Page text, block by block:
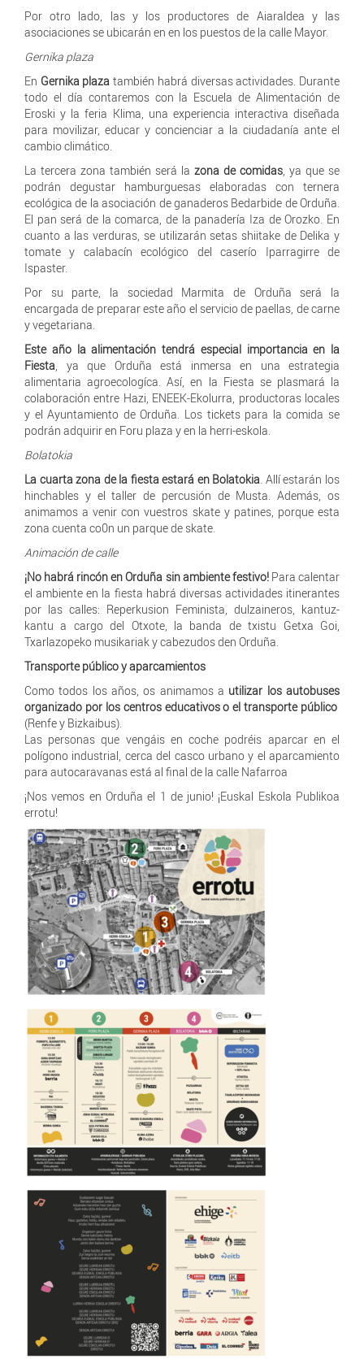
Por otro lado, las y los productores de Aiaraldea y las
asociaciones se ubicarán en en los puestos de la calle Mayor.
Gernika plaza
En Gernika plaza también habrá diversas actividades. Durante
todo el día contaremos con la Escuela de Alimentación de
Eroski y la feria Klima, una experiencia interactiva diseñada
para movilizar, educar y concienciar a la ciudadanía ante el
cambio climático.
La tercera zona también será la zona de comidas, ya que se
podrán degustar hamburguesas elaboradas con ternera
ecológica de la asociación de ganaderos Bedarbide de Orduña.
El pan será de la comarca, de la panadería Iza de Orozko. En
cuanto a las verduras, se utilizarán setas shiitake de Delika y
tomate y calabacín ecológico del caserío Iparragirre de
Ispaster.
Por su parte, la sociedad Marmita de Orduña será la
encargada de preparar este año el servicio de paellas, de carne
y vegetariana.
Este año la alimentación tendrá especial importancia en la
Fiesta, ya que Orduña está inmersa en una estrategia
alimentaria agroecologíca. Así, en la Fiesta se plasmará la
colaboración entre Hazi, ENEEK-Ekolurra, productoras locales
y el Ayuntamiento de Orduña. Los tickets para la comida se
podrán adquirir en Foru plaza y en la herri-eskola.
Bolatokia
La cuarta zona de la fiesta estará en Bolatokia. Allí estarán los
hinchables y el taller de percusión de Musta. Además, os
animamos a venir con vuestros skate y patines, porque esta
zona cuenta co0n un parque de skate.
Animación de calle
¡No habrá rincón en Orduña sin ambiente festivo!Para calentar
el ambiente en la fiesta habrá diversas actividades itinerantes
por las calles: Reperkusion Feminista, dulzaineros, kantuz-
kantu a cargo del Otxote, la banda de txistu Getxa Goi,
Txarlazopeko musikariak y cabezudos den Orduña.
Transporte público y aparcamientos
Como todos los años, os animamos a utilizar los autobuses
organizado por los centros educativos o el transporte público
(Renfe y Bizkaibus).
Las personas que vengáis en coche podréis aparcar en el
polígono industrial, cerca del casco urbano y el aparcamiento
para autocaravanas está al final de la calle Nafarroa
¡Nos vemos en Orduña el 1 de junio! ¡Euskal Eskola Publikoa
errotu!